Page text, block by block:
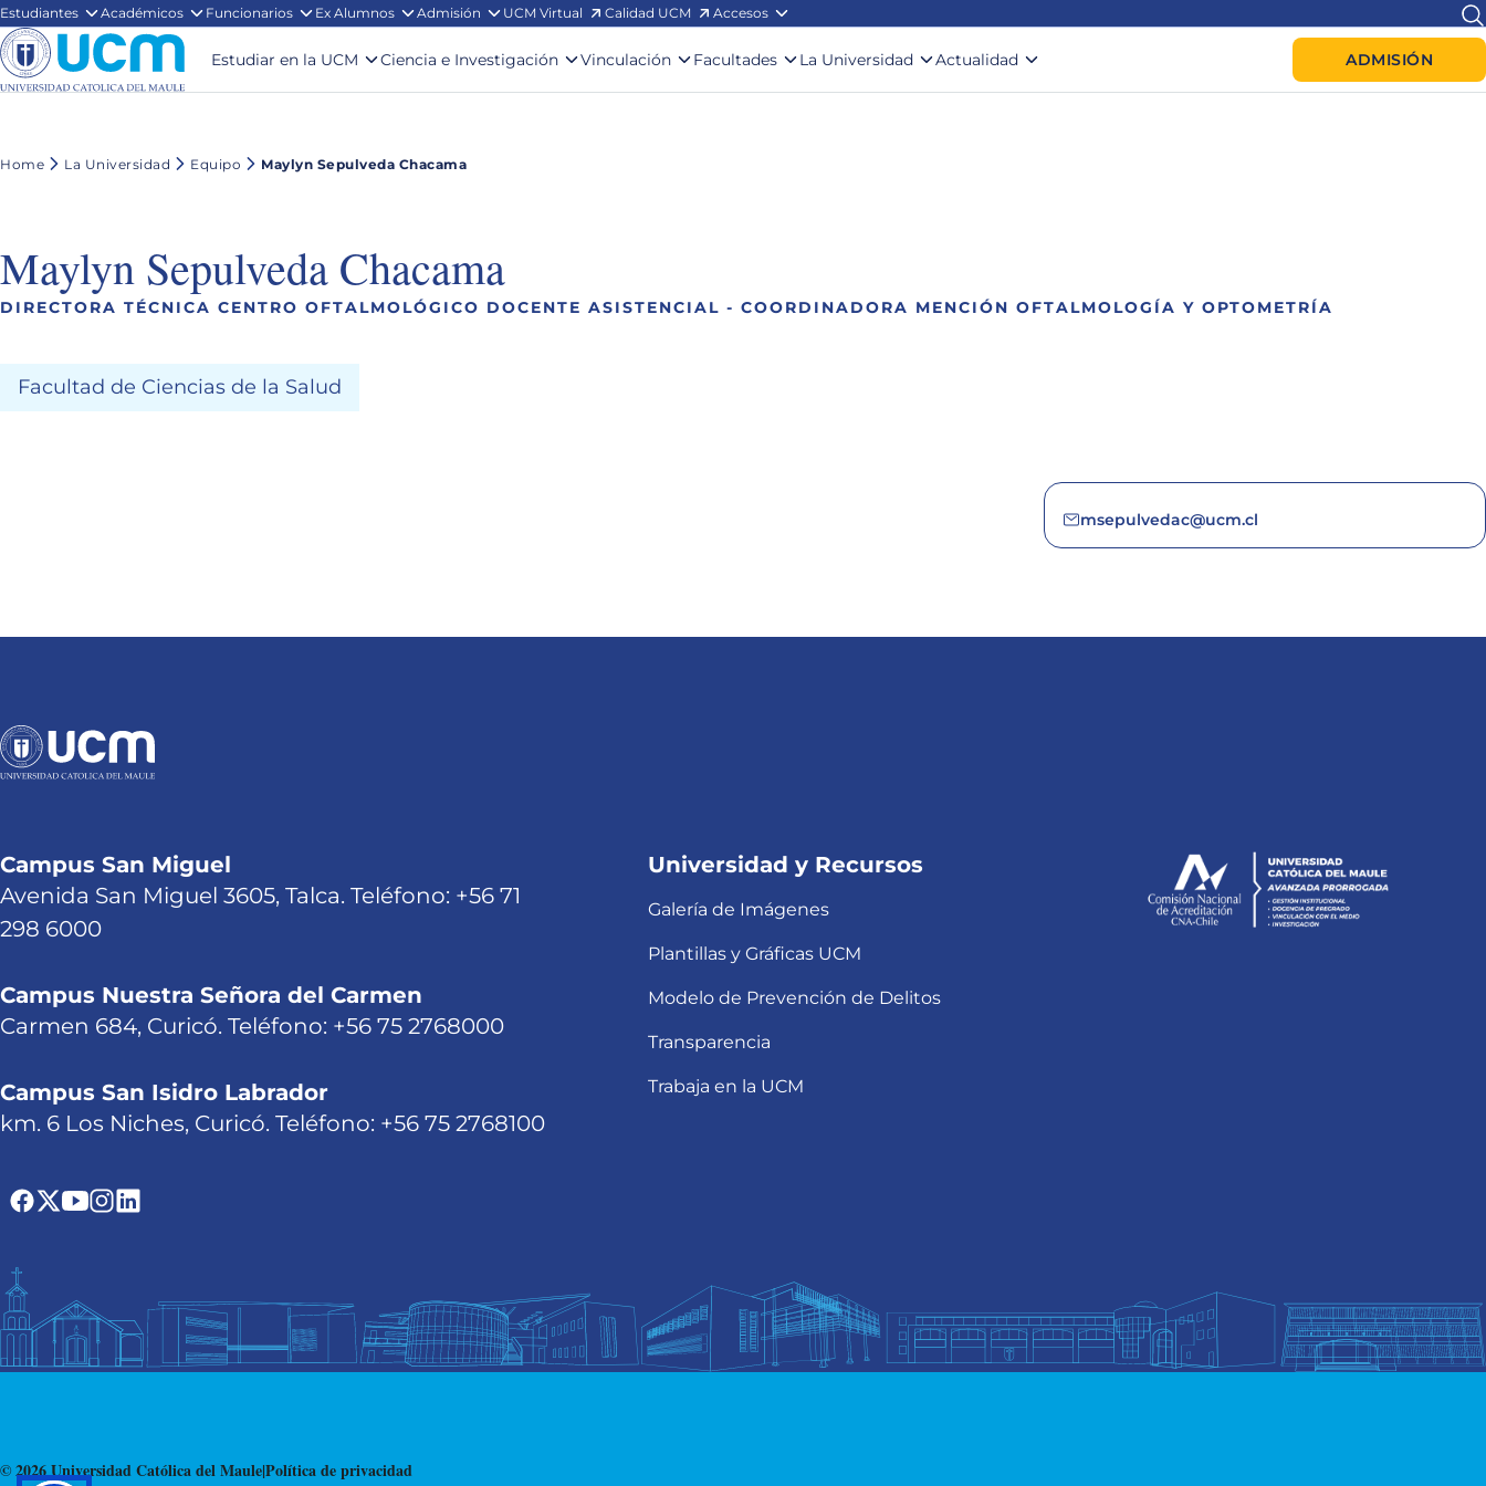
Estudiantes Académicos Funcionarios Ex Alumnos Admisión UCM Virtual Calidad UCM Accesos
Estudiar en la UCM Ciencia e Investigación Vinculación Facultades La Universidad Actualidad ADMISIÓN
Home La Universidad Equipo Maylyn Sepulveda Chacama
Maylyn Sepulveda Chacama
DIRECTORA TÉCNICA CENTRO OFTALMOLÓGICO DOCENTE ASISTENCIAL - COORDINADORA MENCIÓN OFTALMOLOGÍA Y OPTOMETRÍA
Facultad de Ciencias de la Salud
msepulvedac@ucm.cl
Campus San Miguel
Avenida San Miguel 3605, Talca. Teléfono: +56 71
298 6000
Campus Nuestra Señora del Carmen
Carmen 684, Curicó. Teléfono: +56 75 2768000
Campus San Isidro Labrador
km. 6 Los Niches, Curicó. Teléfono: +56 75 2768100
Universidad y Recursos
Galería de Imágenes
Plantillas y Gráficas UCM
Modelo de Prevención de Delitos
Transparencia
Trabaja en la UCM
© 2026 Universidad Católica del Maule|Política de privacidad